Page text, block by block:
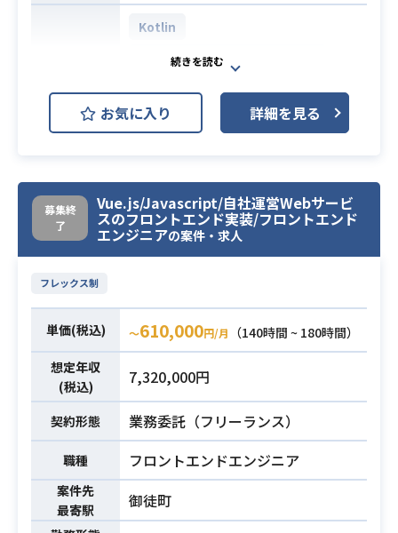
・テックリードなど、技術的な問題
解決におけるリーダーシップを発揮
した経験
・不確実性の高い状態から解決すべ
ことができること
・メンバーの技術的意思決定をレビ
ューしフィードバックができること
・アジャイルソフトウェア開発の経
Kotlin
AWS (Amazon Web Services)
Firebase
業務内容
AndroidはKotlinをメインに開発を行
Reactive Extensions(Rx)ライブラリ
を積極的に採用し、FRP指向による
開発スタイルで両OS間におけるコー
ディングの差異を可能な限り減らし
たいので、DIパターンの活用による
疎結合な設計や関数型指向プログラ
ミングを意識するなど、全体として
テスタビリティの高い実装を目指し
ます。
また、ネイティブアプリのエンジニ
アとして目に見えない部分(設計やコ
ーディング)だけでなく、ユーザーが
直接触れる部分(UI/UX)にもこだわり
を持って開発する意識をチームに浸
お気に入り 詳細を見る
募集終
了
Vue.js/Javascript/自社運営Webサービ
スのフロントエンド実装/フロントエンド
エンジニアの案件・求人
フレックス制
単価(税込) 〜610,000円/月
（140時間 ~ 180時間）
想定年収
(税込)
7,320,000円
契約形態 業務委託（フリーランス）
職種 フロントエンドエンジニア
案件先
最寄駅
御徒町